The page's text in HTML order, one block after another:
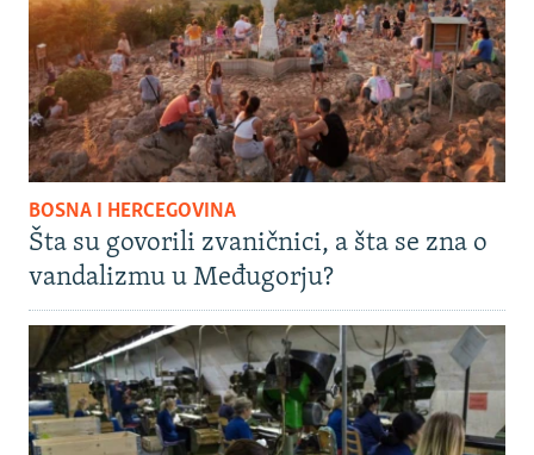
BOSNA I HERCEGOVINA
Šta su govorili zvaničnici, a šta se zna o
vandalizmu u Međugorju?